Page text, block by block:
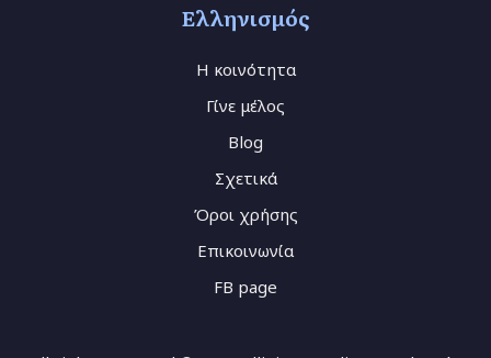
Ελληνισμός
Η κοινότητα
Γίνε μέλος
Blog
Σχετικά
Όροι χρήσης
Επικοινωνία
FB page